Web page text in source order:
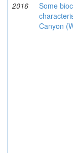
2016
Some
Canyon